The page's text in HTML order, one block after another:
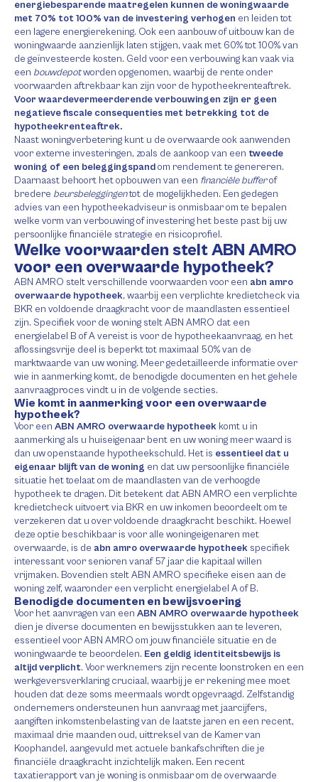
energiebesparende maatregelen kunnen de woningwaarde
met 70% tot 100% van de investering verhogen en leiden tot
een lagere energierekening. Ook een aanbouw of uitbouw kan de
woningwaarde aanzienlijk laten stijgen, vaak met 60% tot 100% van
de geïnvesteerde kosten. Geld voor een verbouwing kan vaak via
een bouwdepotworden opgenomen, waarbij de rente onder
voorwaarden aftrekbaar kan zijn voor de hypotheekrenteaftrek.
Voor waardevermeerderende verbouwingen zijn er geen
negatieve fiscale consequenties met betrekking tot de
hypotheekrenteaftrek.
Naast woningverbetering kunt u de overwaarde ook aanwenden
voor externe investeringen, zoals de aankoop van een tweede
woning of een beleggingspandom rendement te genereren.
Daarnaast behoort het opbouwen van een financiële bufferof
bredere beursbeleggingentot de mogelijkheden. Een gedegen
advies van een hypotheekadviseur is onmisbaar om te bepalen
welke vorm van verbouwing of investering het beste past bij uw
persoonlijke financiële strategie en risicoprofiel.
Welke voorwaarden stelt ABN AMRO
voor een overwaarde hypotheek?
ABN AMRO stelt verschillende voorwaarden voor een abn amro
overwaarde hypotheek, waarbij een verplichte kredietcheck via
BKR en voldoende draagkracht voor de maandlasten essentieel
zijn. Specifiek voor de woning stelt ABN AMRO dat een
energielabel B of A vereist is voor de hypotheekaanvraag, en het
aflossingsvrije deel is beperkt tot maximaal 50% van de
marktwaarde van uw woning. Meer gedetailleerde informatie over
wie in aanmerking komt, de benodigde documenten en het gehele
aanvraagproces vindt u in de volgende secties.
Wie komt in aanmerking voor een overwaarde
hypotheek?
Voor een ABN AMRO overwaarde hypotheek komt u in
aanmerking als u huiseigenaar bent en uw woning meer waard is
dan uw openstaande hypotheekschuld. Het is essentieel dat u
eigenaar blijft van de woning en dat uw persoonlijke financiële
situatie het toelaat om de maandlasten van de verhoogde
hypotheek te dragen. Dit betekent dat ABN AMRO een verplichte
kredietcheck uitvoert via BKR en uw inkomen beoordeelt om te
verzekeren dat u over voldoende draagkracht beschikt. Hoewel
deze optie beschikbaar is voor alle woningeigenaren met
overwaarde, is de abn amro overwaarde hypotheek specifiek
interessant voor senioren vanaf 57 jaar die kapitaal willen
vrijmaken. Bovendien stelt ABN AMRO specifieke eisen aan de
woning zelf, waaronder een verplicht energielabel A of B.
Benodigde documenten en bewijsvoering
Voor het aanvragen van een ABN AMRO overwaarde hypotheek
dien je diverse documenten en bewijsstukken aan te leveren,
essentieel voor ABN AMRO om jouw financiële situatie en de
woningwaarde te beoordelen. Een geldig identiteitsbewijs is
altijd verplicht. Voor werknemers zijn recente loonstroken en een
werkgeversverklaring cruciaal, waarbij je er rekening mee moet
houden dat deze soms meermaals wordt opgevraagd. Zelfstandig
ondernemers ondersteunen hun aanvraag met jaarcijfers,
aangiften inkomstenbelasting van de laatste jaren en een recent,
maximaal drie maanden oud, uittreksel van de Kamer van
Koophandel, aangevuld met actuele bankafschriften die je
financiële draagkracht inzichtelijk maken. Een recent
taxatierapport van je woning is onmisbaar om de overwaarde